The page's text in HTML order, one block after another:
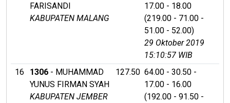
FARISANDI
KABUPATEN MALANG
17.00 - 18.00
(219.00 - 71.00 -
51.00 - 52.00)
29 Oktober 2019
15:10:57 WIB
16
1306 - MUHAMMAD
YUNUS FIRMAN SYAH
KABUPATEN JEMBER
127.50 64.00 - 30.50 -
17.00 - 16.00
(192.00 - 91.50 -